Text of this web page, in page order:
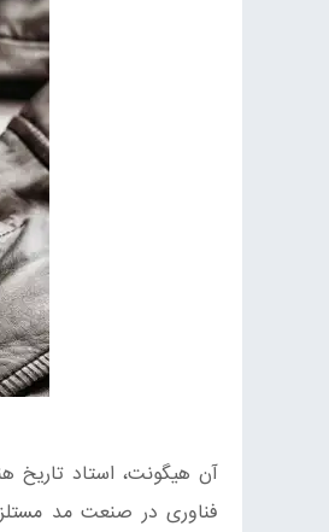
آن هیگونت، استاد تاریخ
فناوری در صنعت مد